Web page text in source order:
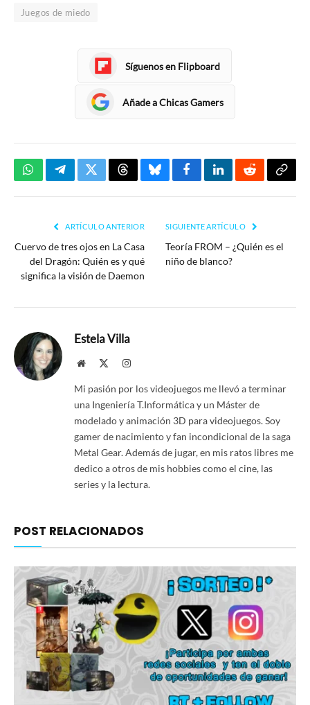
Juegos de miedo
Síguenos en Flipboard
Añade a Chicas Gamers
WhatsAppTelegramTwitterThreadsBlueskyFacebookLinkedInReddit
ARTÍCULO ANTERIOR
Cuervo de tres ojos en La Casa
del Dragón: Quién es y qué
significa la visión de Daemon
SIGUIENTE ARTÍCULO
Teoría FROM – ¿Quién es el
niño de blanco?
Estela Villa
Website Instagram
Mi pasión por los videojuegos me llevó a terminar
una Ingeniería T.Informática y un Máster de
modelado y animación 3D para videojuegos. Soy
gamer de nacimiento y fan incondicional de la saga
Metal Gear. Además de jugar, en mis ratos libres me
dedico a otros de mis hobbies como el cine, las
series y la lectura.
POST RELACIONADOS